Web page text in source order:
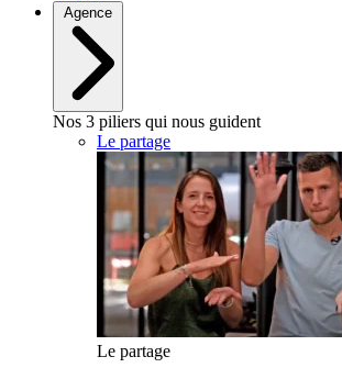
Agence
Nos 3 piliers qui nous guident
Le partage
Le partage